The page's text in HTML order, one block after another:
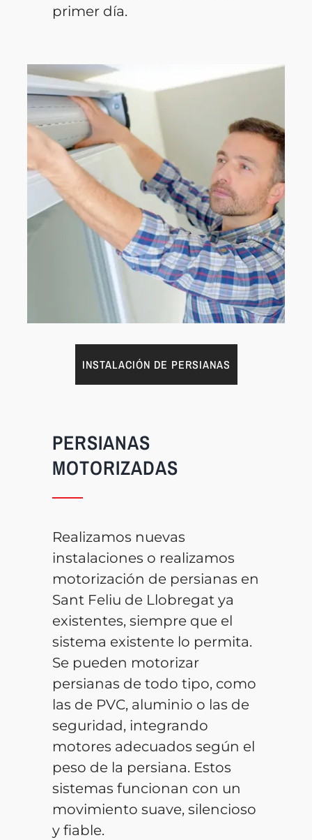
primer día.
INSTALACIÓN DE PERSIANAS
PERSIANAS
MOTORIZADAS
Realizamos nuevas
instalaciones o realizamos
motorización de persianas en
Sant Feliu de Llobregat ya
existentes, siempre que el
sistema existente lo permita.
Se pueden motorizar
persianas de todo tipo, como
las de PVC, aluminio o las de
seguridad, integrando
motores adecuados según el
peso de la persiana. Estos
sistemas funcionan con un
movimiento suave, silencioso
y fiable.